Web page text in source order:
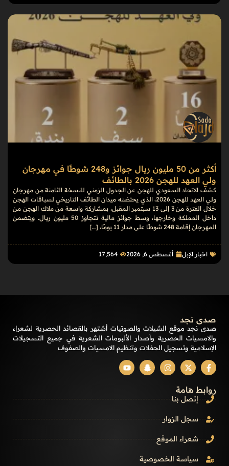
أكثر من 50 مليون ريال جوائز و248 شوطًا في مهرجان
ولي العهد للهجن 2026 بالطائف
كشف الاتحاد السعودي للهجن عن الجدول الزمني للنسخة الثامنة من مهرجان
ولي العهد للهجن 2026، الذي يحتضنه ميدان الطائف التاريخي لسباقات الهجن
خلال الفترة من 3 إلى 13 سبتمبر المقبل، بمشاركة واسعة من ملاك الهجن من
داخل المملكة وخارجها، وسط جوائز مالية تتجاوز 50 مليون ريال. ويتضمن
المهرجان إقامة 248 شوطًا على مدار 11 يومًا، […]
اخبار الإبل أغسطس 6, 2026 17٬564
صدى نجد
صدى نجد موقع الشيلات والصوتيات أشتهر بالقصائد الحصرية لشعراء
والامسيات الحصرية وأصدار الألبومات الشعرية في جميع التسجيلات
الإسلامية وتسجيل الحفلات وتنظيم الامسيات والصفوف
روابط هامة
إتصل بنا
سجل الزوار
شعراء الموقع
سياسة الخصوصية